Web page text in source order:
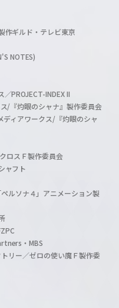
作ギルド・テレビ東京
NOTES)
PROJECT-INDEX II
/『灼眼のシャナ』製作委員会
ィアワークス/『灼眼のシャ
ロスＦ製作委員会
ャフト
ルソナ４」アニメーション製
・MBS
リー／ゼロの使い魔Ｆ製作委